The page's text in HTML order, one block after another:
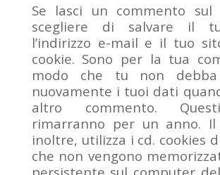
Se lasci un commento sul
scegliere di salvare il
l’indirizzo e-mail e il tuo
cookie. Sono per la tua
modo che tu non
nuovamente i tuoi dati
altro commento.
rimarranno per un anno.
inoltre, utilizza i cd. cookies
che non vengono